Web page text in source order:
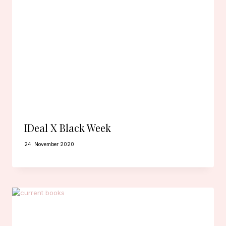
IDeal X Black Week
24. November 2020